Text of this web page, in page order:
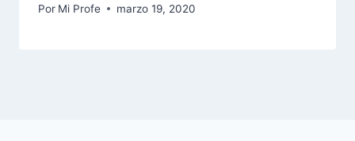
Por Mi Profe marzo 19, 2020